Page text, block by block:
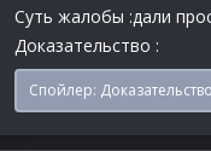
Суть жалобы :дали
Доказательство :
Спойлер: Доказательство